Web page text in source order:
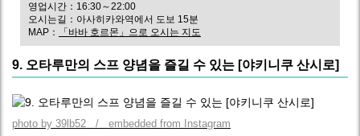
영업시간：16:30～22:00
오시는길：아사히카와역에서 도보 15분
MAP：
「바바 호르몬」으로 오시는 지도
9. 오타루만의 스프 양념을 즐길 수 있는 [야키니쿠 산시로]
photo by 39lb52 / embedded from Instagram